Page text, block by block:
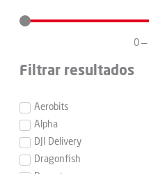
0 —
Filtrar resultados
Aerobits
Alpha
DJI Delivery
Dragonfish